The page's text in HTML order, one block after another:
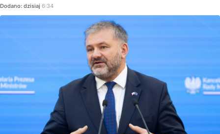
Dodano: dzisiaj 6:34